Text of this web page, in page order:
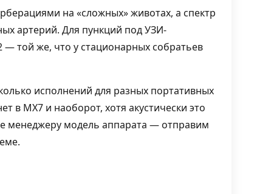
на «сложных» животах, а спектр
артерий. Для пункций под УЗИ-
— той же, что у стационарных собратьев
исполнений для разных портативных
в MX7 и наоборот, хотя акустически это
менеджеру модель аппарата — отправим